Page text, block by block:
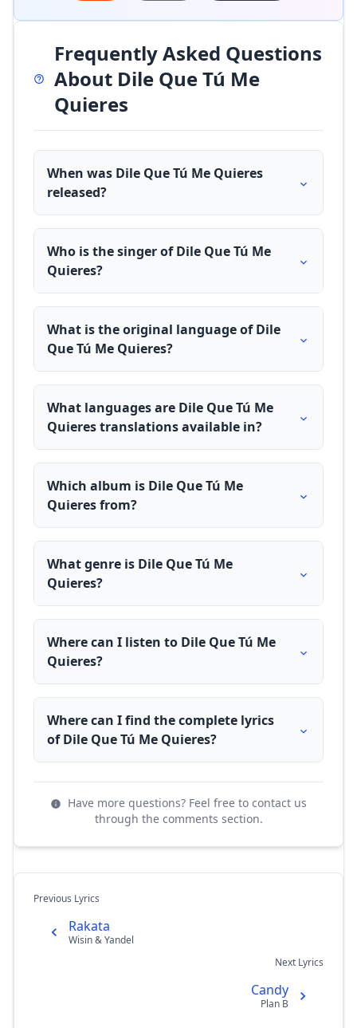
Frequently Asked Questions
About Dile Que Tú Me
Quieres
When was Dile Que Tú Me Quieres
released?
Who is the singer of Dile Que Tú Me
Quieres?
What is the original language of Dile
Que Tú Me Quieres?
What languages are Dile Que Tú Me
Quieres translations available in?
Which album is Dile Que Tú Me
Quieres from?
What genre is Dile Que Tú Me
Quieres?
Where can I listen to Dile Que Tú Me
Quieres?
Where can I find the complete lyrics
of Dile Que Tú Me Quieres?
Have more questions? Feel free to contact us
through the comments section.
Previous Lyrics
Rakata
Wisin & Yandel
Next Lyrics
Candy
Plan B